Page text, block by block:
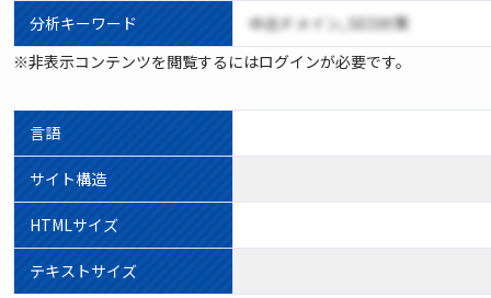
分析キーワード
中古ドメイン, SEO対策
※非表示コンテンツを閲覧するにはログインが必要です。
言語
サイト構造
HTMLサイズ
テキストサイズ